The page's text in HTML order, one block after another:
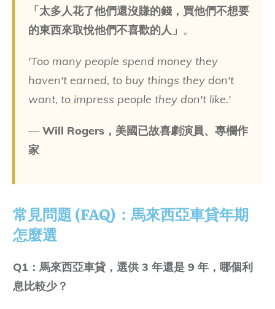
「太多人花了他們還沒賺的錢，買他們不想要
的東西來取悅他們不喜歡的人」 。
'Too many people spend money they
haven't earned, to buy things they don't
want, to impress people they don't like.'
—Will Rogers，美國已故喜劇演員、專欄作
家
常見問題 (FAQ)：馬來西亞車貸年期
怎麼選
Q1：馬來西亞車貸，選供 3 年還是 9 年，哪個利
息比較少？